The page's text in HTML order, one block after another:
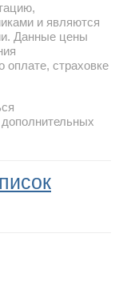
и являются
Данные цены
оплате, страховке